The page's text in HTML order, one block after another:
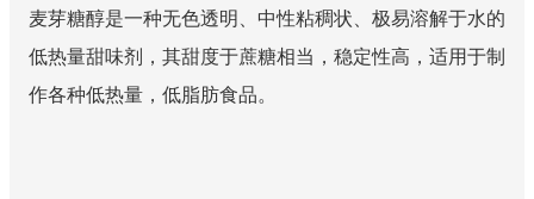
麦芽糖醇是一种无色透明、中性粘稠状、极易溶解于水的
低热量甜味剂，其甜度于蔗糖相当，稳定性高，适用于制
作各种低热量，低脂肪食品。